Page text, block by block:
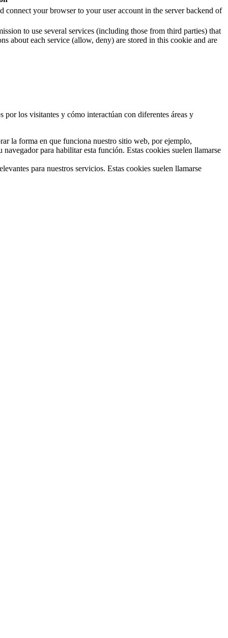
your browser to your user account in the server backend of
to use several services (including those from third parties) that
about each service (allow, deny) are stored in this cookie and are
por los visitantes y cómo interactúan con diferentes áreas y
la forma en que funciona nuestro sitio web, por ejemplo,
para habilitar esta función. Estas cookies suelen llamarse
para nuestros servicios. Estas cookies suelen llamarse